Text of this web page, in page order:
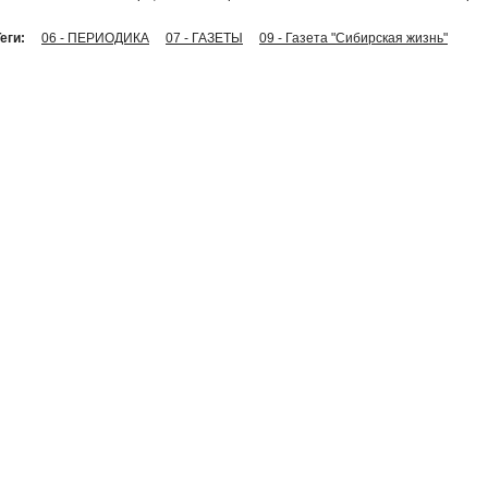
06 - ПЕРИОДИКА 07 - ГАЗЕТЫ 09 - Газета "Сибирская жизнь"